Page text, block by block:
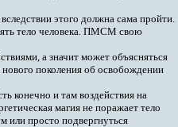
этого должна сама пройти.
тело человека. ПМСМ свою
а значит может объясняться
поколения об освобождении
конечно и там воздействия на
магия не поражает тело
или просто подвергнуться